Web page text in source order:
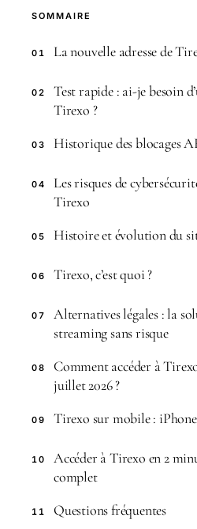
SOMMAIRE
01 La nouvelle adresse de
02
Test rapide : ai-je besoin
Tirexo ?
03 Historique des blocages
04
Les risques de
Tirexo
05 Histoire et évolution du
06 Tirexo, c’est quoi ?
07
Alternatives légales : la
streaming sans risque
08
Comment accéder à
juillet 2026 ?
09 Tirexo sur mobile :
10
Accéder à Tirexo en 2
complet
11 Questions fréquentes